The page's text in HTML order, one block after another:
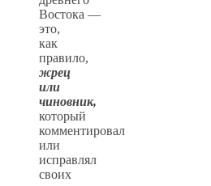
Востока —
это,
как
правило,
жрец
или
чиновник,
который
комментировал
или
исправлял
своих